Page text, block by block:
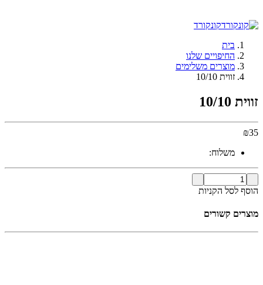
קונקורד
בית
החיפויים שלנו
מוצרים משלימים
זווית 10/10
זווית 10/10
₪35
משלוח:
הוסף לסל הקניות
מוצרים קשורים